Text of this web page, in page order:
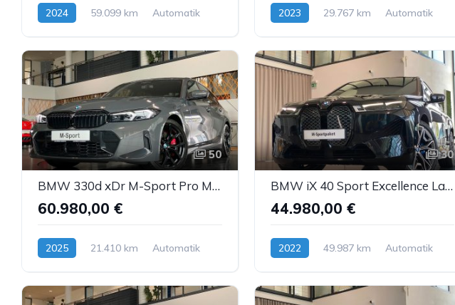
2024 59.099 km
Automatik
2023 29.767 km
Automatik
50
BMW 330d xDr M-Sport Pro M-Sitze Carbon Sthz ACC AHK
60.980,00 €
2025 21.410 km
Automatik
30
BMW iX 40 Sport Excellence Laser M-Sitz Sbel ACC 22"
44.980,00 €
2022 49.987 km
Automatik